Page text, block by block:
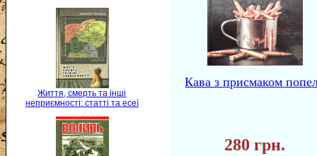
Життя, смерть та інші
неприємності: статті та есеї
Кава з присмаком
280 грн.